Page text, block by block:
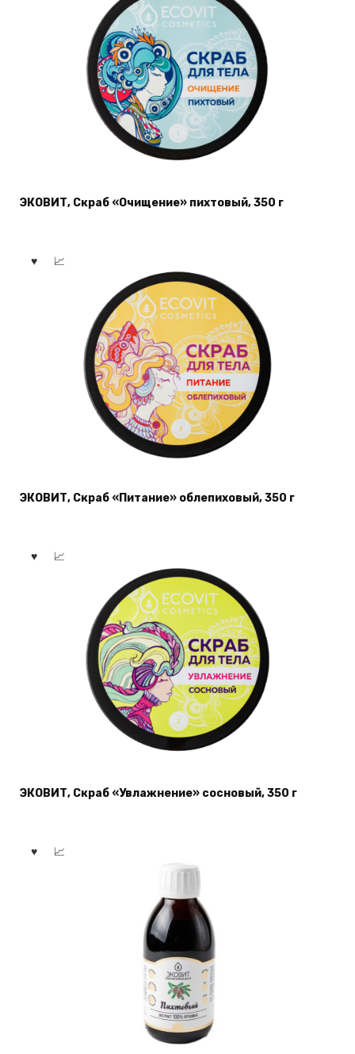
ЭКОВИТ, Скраб «Очищение» пихтовый, 350 г
ЭКОВИТ, Скраб «Питание» облепиховый, 350 г
ЭКОВИТ, Скраб «Увлажнение» сосновый, 350 г